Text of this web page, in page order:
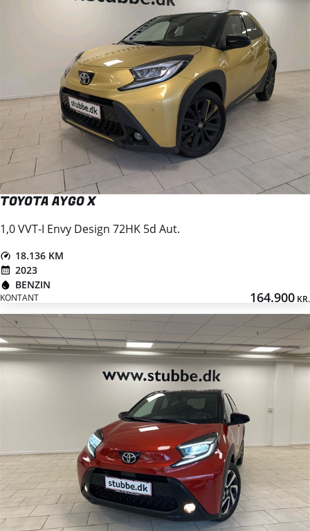
TOYOTA AYGO X
1,0 VVT-I Envy Design 72HK 5d Aut.
18.136 KM
2023
BENZIN
KONTANT 164.900 KR.